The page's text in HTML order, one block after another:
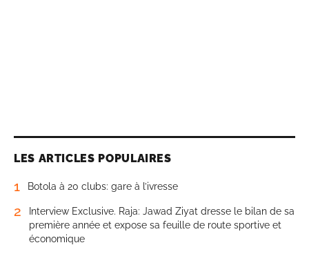
LES ARTICLES POPULAIRES
1 Botola à 20 clubs: gare à l’ivresse
2
Interview Exclusive. Raja: Jawad Ziyat dresse le bilan de sa
première année et expose sa feuille de route sportive et
économique